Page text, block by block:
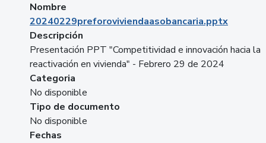
Nombre
20240229preforoviviendaasobancaria.pptx
Descripción
Presentación PPT "Competitividad e innovación hacia la
reactivación en vivienda" - Febrero 29 de 2024
Categoria
No disponible
Tipo de documento
No disponible
Fechas